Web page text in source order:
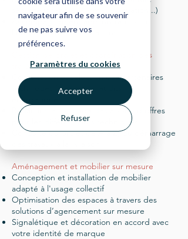
navigateur afin de se souvenir
de ne pas suivre vos
préférences.
Paramètres du cookies
Accepter
Refuser
sécurité incendie, alarme, évacuation...)
Accompagnement administratif pour
l'obtention des autorisations
Gestion de projet et coordination des
travaux
Consultation et sélection des partenaires
techniques (ingénierie, audits
énergétiques...)
Rédaction et pilotage des appels d’offres
pour les différents lots techniques
Conduite du projet de A à Z, du démarrage
Aménagement et mobilier sur mesure
Conception et installation de mobilier
adapté à l'usage collectif
Optimisation des espaces à travers des
solutions d’agencement sur mesure
Signalétique et décoration en accord avec
votre identité de marque